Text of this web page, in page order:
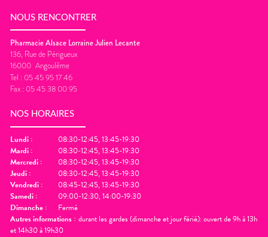
NOUS RENCONTRER
Pharmacie Alsace Lorraine Julien Lecante
136, Rue de Périgueux
16000 Angoulême
Tel : 05 45 95 17 46
Fax : 05 45 38 00 95
NOS HORAIRES
Lundi :
08:30-12:45, 13:45-19:30
Mardi :
08:30-12:45, 13:45-19:30
Mercredi :
08:30-12:45, 13:45-19:30
Jeudi :
08:30-12:45, 13:45-19:30
Vendredi :
08:45-12:45, 13:45-19:30
Samedi :
09:00-12:30, 14:00-19:30
Dimanche :
Fermé
Autres informations : durant les gardes (dimanche et jour férié): ouvert de 9h à 13h
et 14h30 à 19h30